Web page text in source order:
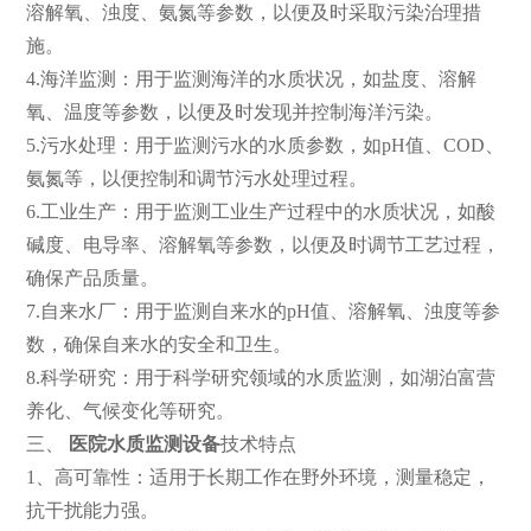
溶解氧、浊度、氨氮等参数，以便及时采取污染治理措
施。
4.海洋监测：用于监测海洋的水质状况，如盐度、溶解
氧、温度等参数，以便及时发现并控制海洋污染。
5.污水处理：用于监测污水的水质参数，如pH值、COD、
氨氮等，以便控制和调节污水处理过程。
6.工业生产：用于监测工业生产过程中的水质状况，如酸
碱度、电导率、溶解氧等参数，以便及时调节工艺过程，
确保产品质量。
7.自来水厂：用于监测自来水的pH值、溶解氧、浊度等参
数，确保自来水的安全和卫生。
8.科学研究：用于科学研究领域的水质监测，如湖泊富营
养化、气候变化等研究。
三、
医院水质监测设备技术特点
1、高可靠性：适用于长期工作在野外环境，测量稳定，
抗干扰能力强。